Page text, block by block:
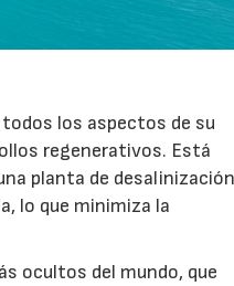
los aspectos de su
regenerativos. Está
planta de desalinización
lo que minimiza la
ocultos del mundo, que